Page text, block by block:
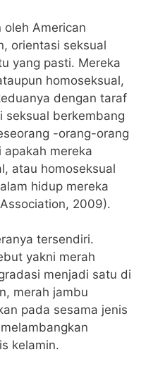
American
orientasi seksual
yang pasti. Mereka
homoseksual,
dengan taraf
seksual berkembang
-orang-orang
mereka
atau homoseksual
hidup mereka
2009).
tersendiri.
yakni merah
menjadi satu di
merah jambu
pada sesama jenis
kelamin.